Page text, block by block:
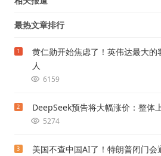
最热文章排行
1
黄仁勋开始焦虑了！英伟达最大
人
6159
2 DeepSeek预告将大幅涨价：整体
5274
3
美国不查中国AI了！特朗普闭门